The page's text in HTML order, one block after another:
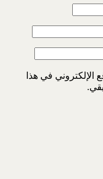
الإلكتروني في هذا